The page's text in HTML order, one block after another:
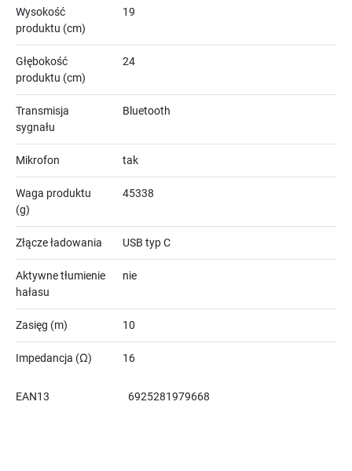
Wysokość
produktu (cm)
19
Głębokość
produktu (cm)
24
Transmisja
sygnału
Bluetooth
Mikrofon tak
Waga produktu
(g)
45338
Złącze ładowania USB typ C
Aktywne tłumienie
hałasu
nie
Zasięg (m) 10
Impedancja (Ω) 16
EAN13 6925281979668